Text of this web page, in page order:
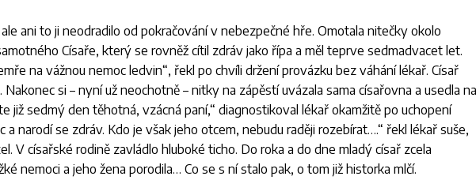
ani to ji neodradilo od pokračování v nebezpečné hře. Omotala nitečky okolo
Císaře, který se rovněž cítil zdráv jako řípa a měl teprve sedmadvacet let.
na vážnou nemoc ledvin“, řekl po chvíli držení provázku bez váhání lékař. Císař
Nakonec si – nyní už neochotně – nitky na zápěstí uvázala sama císařovna a usedla na
již sedmý den těhotná, vzácná paní,“ diagnostikoval lékař okamžitě po uchopení
a narodí se zdráv. Kdo je však jeho otcem, nebudu raději rozebírat….“ řekl lékař suše,
V císařské rodině zavládlo hluboké ticho. Do roka a do dne mladý císař zcela
nemoci a jeho žena porodila… Co se s ní stalo pak, o tom již historka mlčí.